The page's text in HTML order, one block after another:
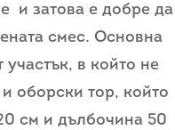
и затова е добре да
смес. Основна
участък, в който не
оборски тор, който
см и дълбочина 50